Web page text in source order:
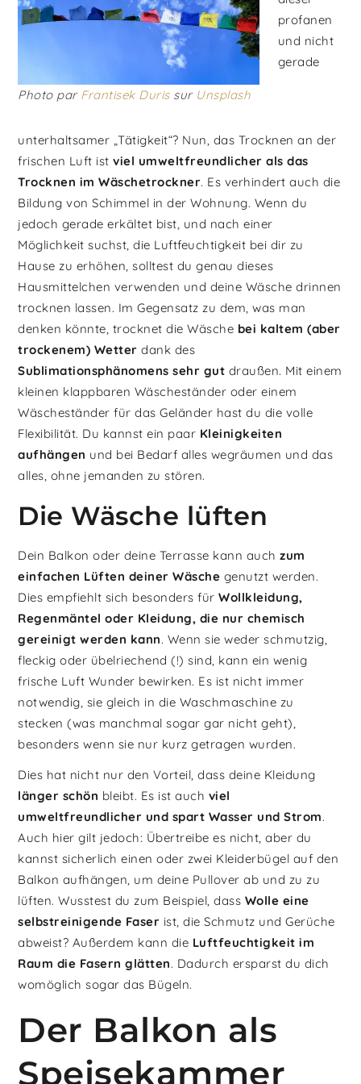
Photo par Frantisek Durissur Unsplash
profanen
und nicht
gerade
unterhaltsamer „Tätigkeit“? Nun, das Trocknen an der
frischen Luft istviel umweltfreundlicher als das
Trocknen im Wäschetrockner. Es verhindert auch die
Bildung von Schimmel in der Wohnung. Wenn du
jedoch gerade erkältet bist, und nach einer
Möglichkeit suchst, die Luftfeuchtigkeit bei dir zu
Hause zu erhöhen, solltest du genau dieses
Hausmittelchen verwenden und deine Wäsche drinnen
trocknen lassen. Im Gegensatz zu dem, was man
denken könnte, trocknet die Wäsche bei kaltem (aber
trockenem) Wetter dank des
Sublimationsphänomens sehr gut draußen. Mit einem
kleinen klappbaren Wäscheständer oder einem
Wäscheständer für das Geländer hast du die volle
Flexibilität. Du kannst ein paar Kleinigkeiten
aufhängen und bei Bedarf alles wegräumen und das
alles, ohne jemanden zu stören.
Die Wäsche lüften
Dein Balkon oder deine Terrasse kann auch zum
einfachen Lüften deiner Wäsche genutzt werden.
Dies empfiehlt sich besonders fürWollkleidung,
Regenmäntel oder Kleidung, die nur chemisch
gereinigt werden kann. Wenn sie weder schmutzig,
fleckig oder übelriechend (!) sind, kann ein wenig
frische Luft Wunder bewirken. Es ist nicht immer
notwendig, sie gleich in die Waschmaschine zu
stecken (was manchmal sogar gar nicht geht),
besonders wenn sie nur kurz getragen wurden.
Dies hat nicht nur den Vorteil, dass deine Kleidung
länger schön bleibt. Es ist auch viel
umweltfreundlicher und spart Wasser und Strom.
Auch hier gilt jedoch: Übertreibe es nicht, aber du
kannst sicherlich einen oder zwei Kleiderbügel auf den
Balkon aufhängen, um deine Pullover ab und zu zu
lüften. Wusstest du zum Beispiel, dass Wolle eine
selbstreinigende Faser ist, die Schmutz und Gerüche
abweist? Außerdem kann die Luftfeuchtigkeit im
Raum die Fasern glätten. Dadurch ersparst du dich
womöglich sogar das Bügeln.
Der Balkon als
Speisekammer